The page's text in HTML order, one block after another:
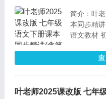
简介：叶
本同步精
语文教材
叶老师2025课改版 七年